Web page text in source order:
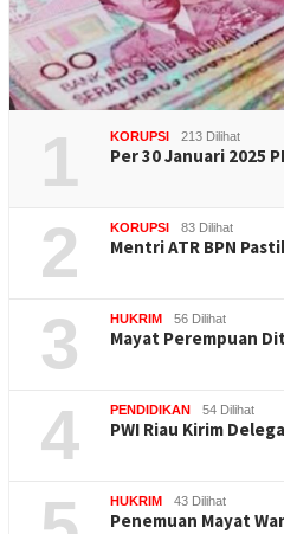
1 KORUPSI 213 Dilihat
Per 30 Januari 2025
2 KORUPSI 83 Dilihat
Mentri ATR BPN
3 HUKRIM 56 Dilihat
Mayat Perempuan
4 PENDIDIKAN 54 Dilihat
PWI Riau Kirim
HUKRIM 43 Dilihat
Penemuan Mayat